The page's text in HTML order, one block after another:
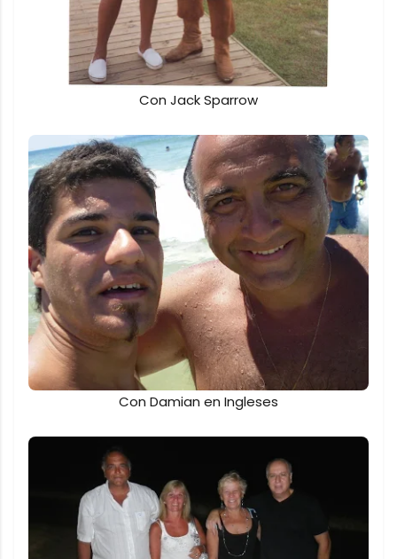
Con Jack Sparrow
Con Damian en Ingleses